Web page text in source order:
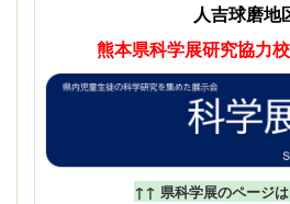
人吉球磨地
熊本県科学展研究協力校
↑↑ 県科学展のページ